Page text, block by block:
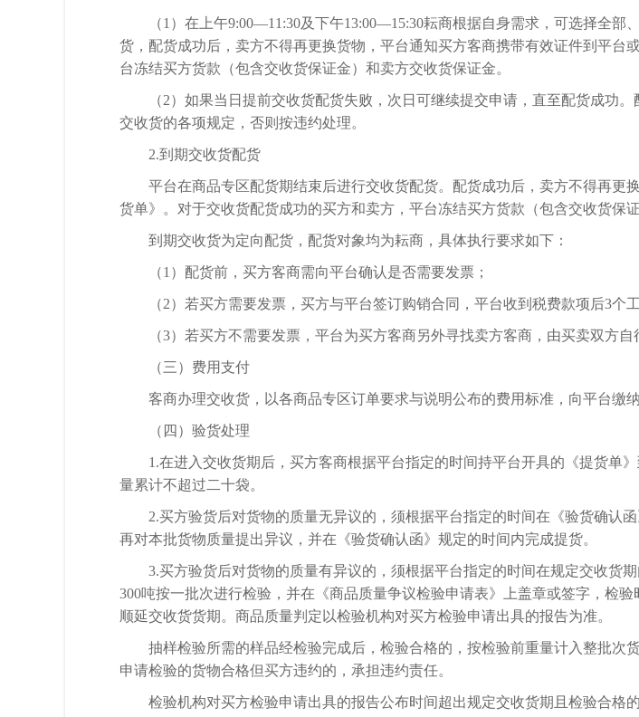
（1）在上午9:00—11:30及下午13:00—15:30耘商根据自身需求，可选择全
货，配货成功后，卖方不得再更换货物，平台通知买方客商携带有效证件到平台
台冻结买方货款（包含交收货保证金）和卖方交收货保证金。
（2）如果当日提前交收货配货失败，次日可继续提交申请，直至配货成功
交收货的各项规定，否则按违约处理。
2.到期交收货配货
平台在商品专区配货期结束后进行交收货配货。配货成功后，卖方不得再
货单》。对于交收货配货成功的买方和卖方，平台冻结买方货款（包含交收货保
到期交收货为定向配货，配货对象均为耘商，具体执行要求如下：
（1）配货前，买方客商需向平台确认是否需要发票；
（2）若买方需要发票，买方与平台签订购销合同，平台收到税费款项后3个
（3）若买方不需要发票，平台为买方客商另外寻找卖方客商，由买卖双方
（三）费用支付
客商办理交收货，以各商品专区订单要求与说明公布的费用标准，向平台缴
（四）验货处理
1.在进入交收货期后，买方客商根据平台指定的时间持平台开具的《提货单
量累计不超过二十袋。
2.买方验货后对货物的质量无异议的，须根据平台指定的时间在《验货确认
再对本批货物质量提出异议，并在《验货确认函》规定的时间内完成提货。
3.买方验货后对货物的质量有异议的，须根据平台指定的时间在规定交收货
300吨按一批次进行检验，并在《商品质量争议检验申请表》上盖章或签字，检
顺延交收货货期。商品质量判定以检验机构对买方检验申请出具的报告为准。
抽样检验所需的样品经检验完成后，检验合格的，按检验前重量计入整批
申请检验的货物合格但买方违约的，承担违约责任。
检验机构对买方检验申请出具的报告公布时间超出规定交收货期且检验合格